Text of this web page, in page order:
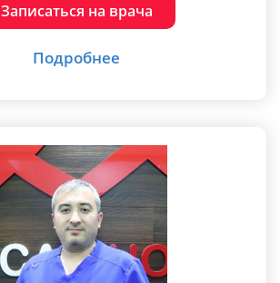
Записаться на врача
Подробнее